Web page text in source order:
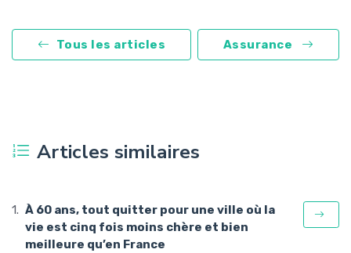
Tous les articles Assurance
Articles similaires
À 60 ans, tout quitter pour une ville où la
vie est cinq fois moins chère et bien
meilleure qu’en France